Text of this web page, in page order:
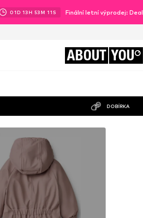
01D 13H 53M 09S Finální letní výprodej:
ABOUT YOU
DOBÍRKA